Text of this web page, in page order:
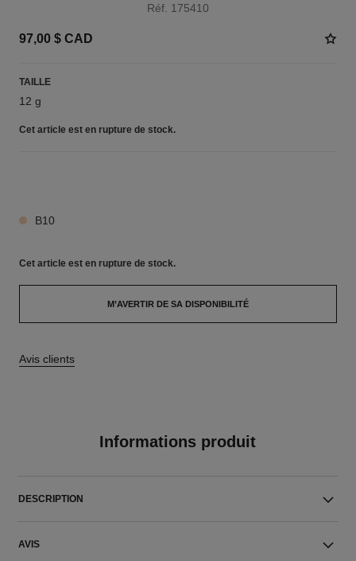
Réf. 175410
97,00 $ CAD
TAILLE
12 g
Cet article est en rupture de stock.
B10
Cet article est en rupture de stock.
M’AVERTIR DE SA DISPONIBILITÉ
Avis clients
Informations produit
DESCRIPTION
AVIS